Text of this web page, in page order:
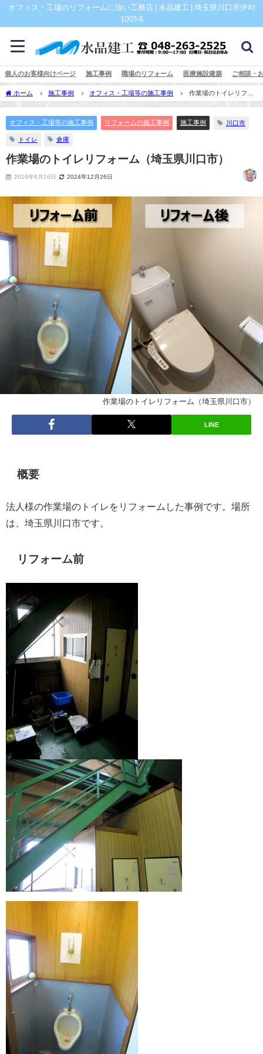
オフィス・工場のリフォームに強い工務店 | 水品建工 | 埼玉県川口市伊刈
1003-6
個人のお客様向けページ 施工事例 職場のリフォーム 医療施設建築 ご相談・
ホーム 施工事例 オフィス・工場等の施工事例
作業場のトイレリフォ
ーム（埼玉県川口市）
オフィス・工場等の施工事例 リフォームの施工事例 施工事例 川口市
トイレ 倉庫
作業場のトイレリフォーム（埼玉県川口市）
2016年6月16日 2024年12月26日
作業場のトイレリフォーム（埼玉県川口市）
LINE
概要
法人様の作業場のトイレをリフォームした事例です。場所
は、埼玉県川口市です。
リフォーム前